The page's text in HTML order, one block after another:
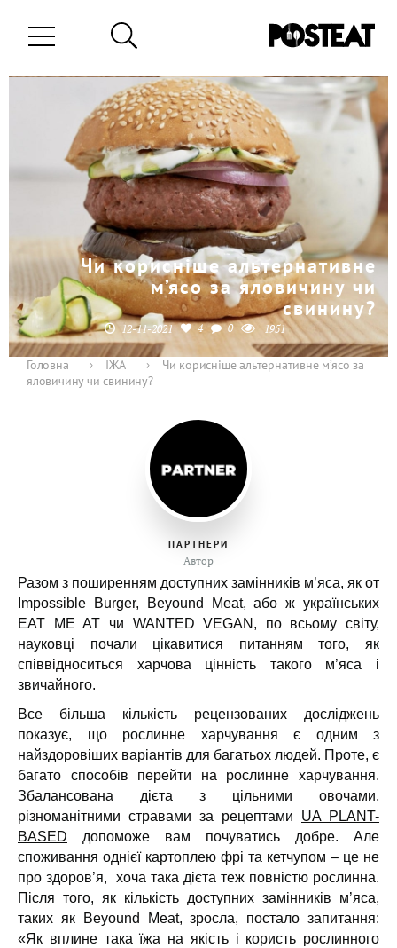
Чи корисніше альтернативне
м’ясо за яловичину чи
свинину?
12-11-2021 4 0 1951
Головна › ЇЖА ›
Чи корисніше альтернативне м’ясо за
яловичину чи свинину?
ПАРТНЕРИ
Автор
Разом з поширенням доступних замінників м’яса, як от
Impossible Burger, Beyound Meat, або ж українських
EAT ME AT чи WANTED VEGAN, по всьому світу,
науковці почали цікавитися питанням того, як
співвідноситься харчова цінність такого м’яса і
звичайного.
Все більша кількість рецензованих досліджень
показує, що рослинне харчування є одним з
найздоровіших варіантів для багатьох людей. Проте, є
багато способів ­перейти на рослинне харчування.
Збалансована дієта з цільними овочами,
різноманітними стравами за рецептами UA PLANT-
BASED допоможе вам почуватись добре. Але
споживання однієї картоплею фрі та кетчупом – це не
про здоров’я, хоча така дієта теж повністю рослинна.
Після того, як кількість доступних замінників м’яса,
таких як Beyound Meat, зросла, постало запитання:
«Як вплине така їжа на якість і користь рослинного